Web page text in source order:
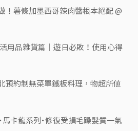
！薯條加墨西哥辣肉醬根本絕配 @
活用品雜貨篇｜遊日必敗！使用心得
預約制無菜單鐵板料理，物超所值
馬卡龍系列・修復受損毛躁髮質一氣